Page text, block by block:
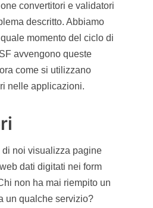
convertitori e validatori
descritto. Abbiamo
momento del ciclo di
avvengono queste
come si utilizzano
nelle applicazioni.
noi visualizza pagine
dati digitati nei form
non ha mai riempito un
un qualche servizio?